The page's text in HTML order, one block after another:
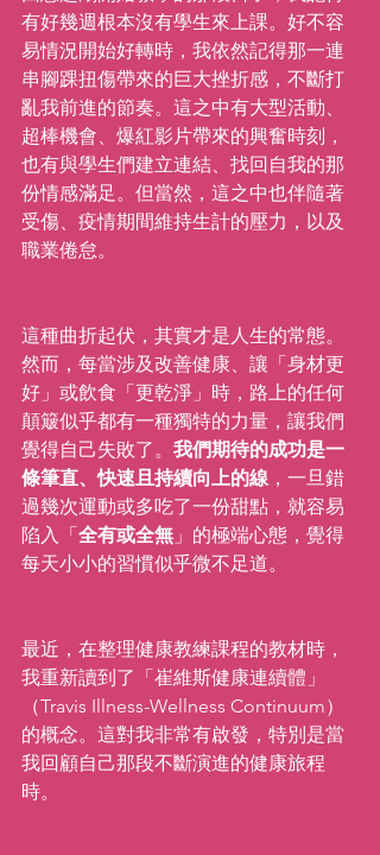
有好幾週根本沒有學生來上課。好不容
易情況開始好轉時，我依然記得那一連
串腳踝扭傷帶來的巨大挫折感，不斷打
亂我前進的節奏。這之中有大型活動、
超棒機會、爆紅影片帶來的興奮時刻，
也有與學生們建立連結、找回自我的那
份情感滿足。但當然，這之中也伴隨著
受傷、疫情期間維持生計的壓力，以及
職業倦怠。
這種曲折起伏，其實才是人生的常態。
然而，每當涉及改善健康、讓「身材更
好」或飲食「更乾淨」時，路上的任何
顛簸似乎都有一種獨特的力量，讓我們
覺得自己失敗了。 我們期待的成功是一
條筆直、快速且持續向上的線 ，一旦錯
過幾次運動或多吃了一份甜點，就容易
陷入「全有或全無 」的極端心態，覺得
每天小小的習慣似乎微不足道。
最近，在整理健康教練課程的教材時，
我重新讀到了「崔維斯健康連續體」
（Travis Illness-Wellness Continuum）
的概念。這對我非常有啟發，特別是當
我回顧自己那段不斷演進的健康旅程
時。